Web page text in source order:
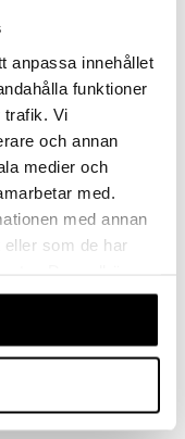
anpassa innehållet
funktioner
trafik. Vi
och annan
medier och
med.
med annan
som de har
av vår webbplats.
tallrik 26cm 2-pack
DESIGN